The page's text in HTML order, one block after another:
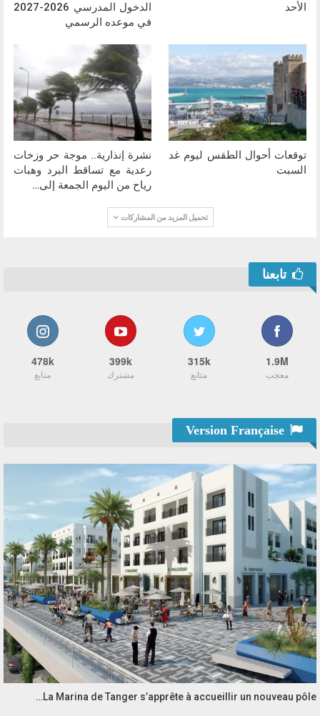
الأحد
الدخول المدرسي 2026-2027
في موعده الرسمي
توقعات أحوال الطقس ليوم غد
السبت
نشرة إنذارية.. موجة حر وزخات
رعدية مع تساقط البرد وهبات
رياح من اليوم الجمعة إلى…
تحميل المزيد من المشاركات
تابعنا
1.9M
معجب
315k
متابع
399k
مشترك
478k
متابع
La Marina de Tanger s’apprête à accueillir un nouveau pôle…